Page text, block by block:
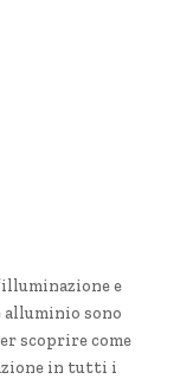
e
sono
scoprire come
in tutti i